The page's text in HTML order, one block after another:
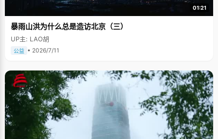
01:21
暴雨山洪为什么总是造访北京（三）
UP主: LAO胡
公益 • 2026/7/11